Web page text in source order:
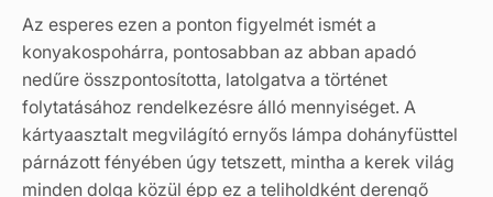
Az esperes ezen a ponton figyelmét ismét a
konyakospohárra, pontosabban az abban apadó
nedűre összpontosította, latolgatva a történet
folytatásához rendelkezésre álló mennyiséget. A
kártyaasztalt megvilágító ernyős lámpa dohányfüsttel
párnázott fényében úgy tetszett, mintha a kerek világ
minden dolga közül épp ez a teliholdként derengő